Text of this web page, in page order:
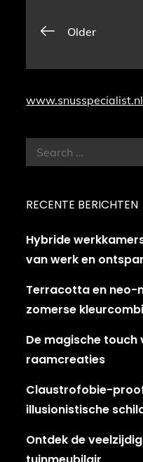
Older
www.snusspecialist.nl
Search
for:
RECENTE BERICHTEN
Hybride
van werk en
Terracotta en neo-
zomerse
De magische touch
raamcreaties
Claustrofobie-
illusionistische
Ontdek de